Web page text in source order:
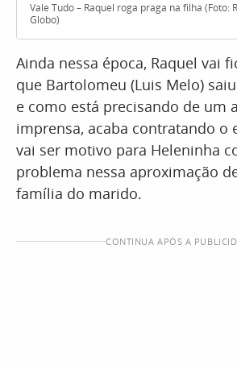
Vale Tudo – Raquel roga praga na filha (Foto:
Globo)
Ainda nessa época, Raquel vai
que Bartolomeu (Luis Melo)
e como está precisando de um
imprensa, acaba contratando o
vai ser motivo para Heleninha
problema nessa aproximação
família do marido.
CONTINUA APÓS A